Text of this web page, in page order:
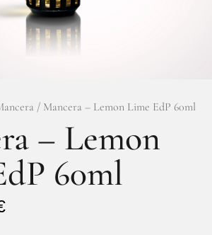
Facebook Instagram
/ Mancera – Lemon Lime EdP 60ml
– Lemon
60ml